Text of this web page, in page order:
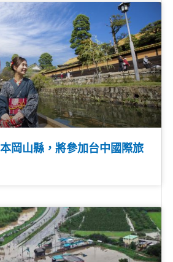
岡山縣，將參加台中國際旅